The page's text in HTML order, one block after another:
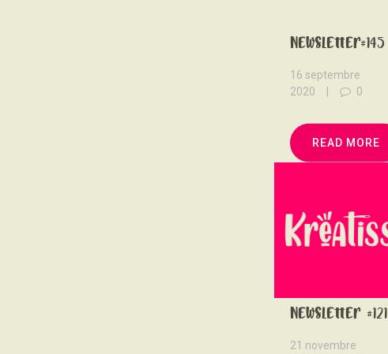
Newsletter#145
16 septembre
2020
0
READ MORE
Newsletter #121
21 novembre